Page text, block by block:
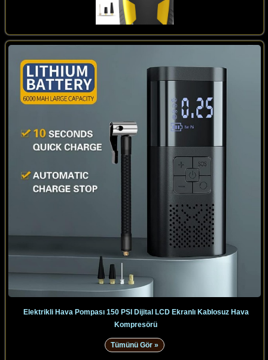
Elektrikli Hava Pompası 150 PSI Dijital LCD Ekranlı Kablosuz Hava
Kompresörü
Tümünü Gör »